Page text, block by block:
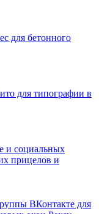
для бетонного
для типографии в
и социальных
прицелов и
ВКонтакте для